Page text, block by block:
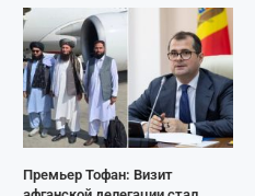
Премьер Тофан: Визит